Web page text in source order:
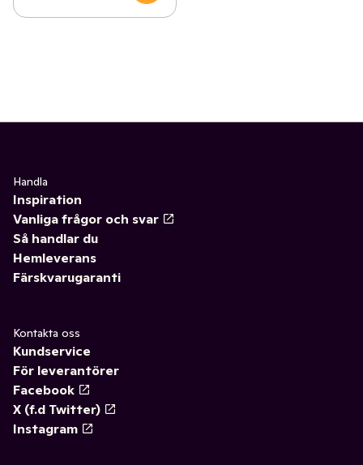
Handla
Inspiration
Vanliga frågor och svar
Så handlar du
Hemleverans
Färskvarugaranti
Kontakta oss
Kundservice
För leverantörer
Facebook
X (f.d Twitter)
Instagram